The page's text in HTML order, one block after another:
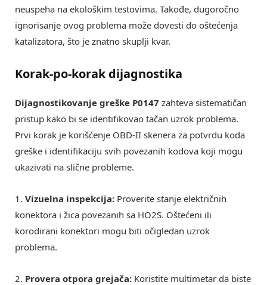
neuspeha na ekološkim testovima. Takođe, dugoročno
ignorisanje ovog problema može dovesti do oštećenja
katalizatora, što je znatno skuplji kvar.
Korak-po-korak dijagnostika
Dijagnostikovanje greške P0147 zahteva sistematičan
pristup kako bi se identifikovao tačan uzrok problema.
Prvi korak je korišćenje OBD-II skenera za potvrdu koda
greške i identifikaciju svih povezanih kodova koji mogu
ukazivati na slične probleme.
1. Vizuelna inspekcija: Proverite stanje električnih
konektora i žica povezanih sa HO2S. Oštećeni ili
korodirani konektori mogu biti očigledan uzrok
problema.
2. Provera otpora grejača: Koristite multimetar da biste